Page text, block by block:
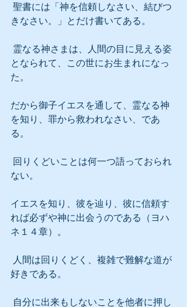
きなさい。」とだけ書いてある。
となられて、この世にお生まれになっ
た。
だから御子イエスを通して、霊なる神
を知り、罪から救われなさい、であ
る。
ない。
イエスを知り、彼を辿り、彼に信頼す
れば必ずや神に出会うのである（ヨハ
ネ１４章）。
好きである。